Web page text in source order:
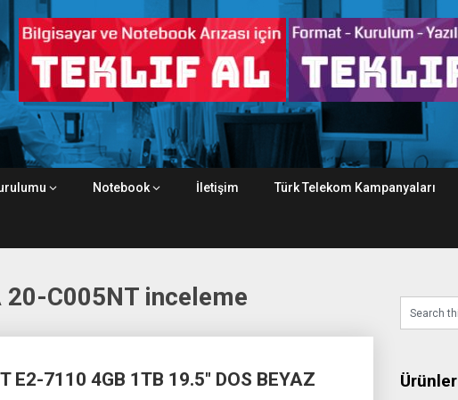
Notebook İletişim Türk Telekom Kampanyaları
20-C005NT inceleme
E2-7110 4GB 1TB 19.5″ DOS BEYAZ Ürünler